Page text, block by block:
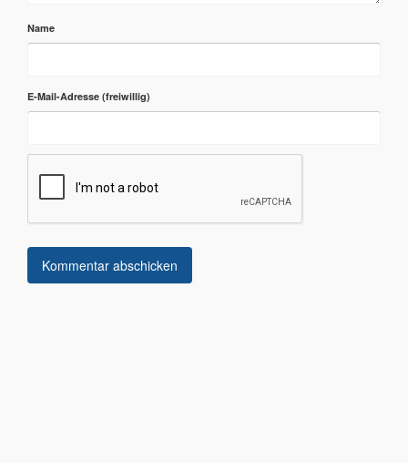
Name
E-Mail-Adresse